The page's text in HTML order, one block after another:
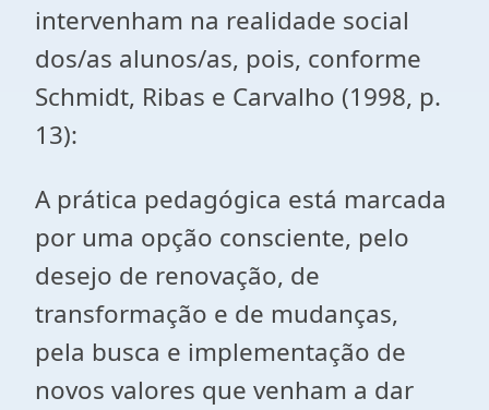
intervenham na realidade social
dos/as alunos/as, pois, conforme
Schmidt, Ribas e Carvalho (1998, p.
13):
A prática pedagógica está marcada
por uma opção consciente, pelo
desejo de renovação, de
transformação e de mudanças,
pela busca e implementação de
novos valores que venham a dar